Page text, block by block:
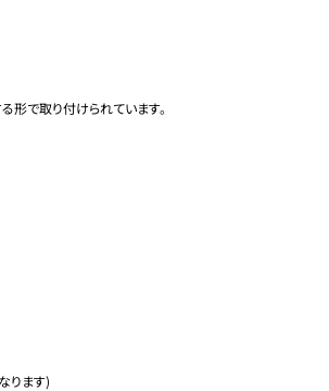
形で取り付けられています。
ります)